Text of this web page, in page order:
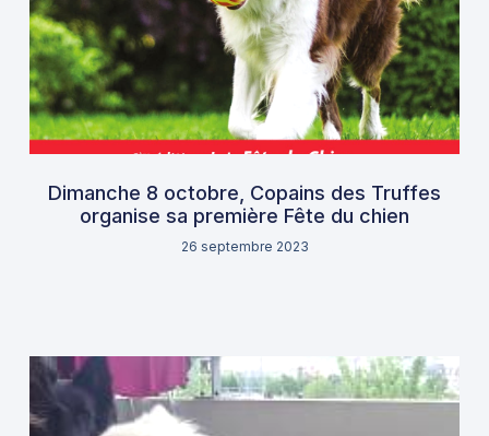
Dimanche 8 octobre, Copains des Truffes
organise sa première Fête du chien
26 septembre 2023